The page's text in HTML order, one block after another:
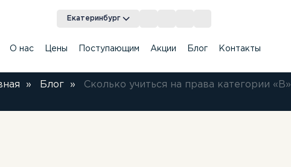
Екатеринбург
О нас Цены Поступающим Акции Блог Контакты
» Блог » Сколько учиться на права категории «B»